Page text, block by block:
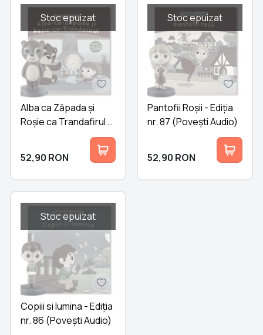
Stoc epuizat
Alba ca Zăpada și
Roșie ca Trandafirul -
Ediția nr. 88 (Povești
52,90 RON
Stoc epuizat
Pantofii Roșii - Ediția
nr. 87 (Povești Audio)
52,90 RON
Stoc epuizat
Copiii si lumina - Ediția
nr. 86 (Povești Audio)